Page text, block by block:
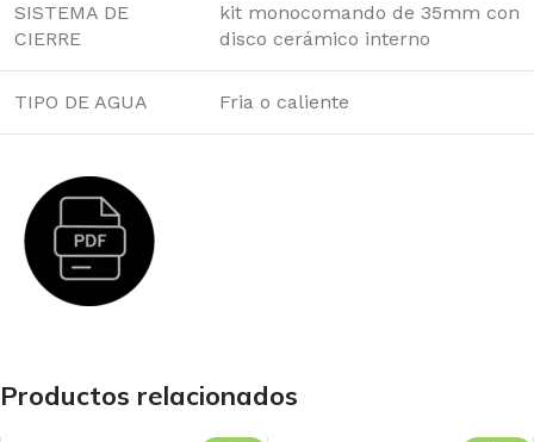
SISTEMA DE
CIERRE
kit monocomando de 35mm con
disco cerámico interno
TIPO DE AGUA Fria o caliente
Productos relacionados